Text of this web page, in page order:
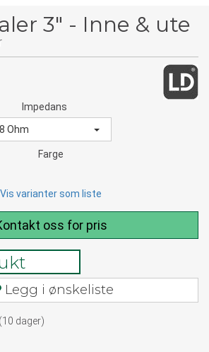
3" - Inne & ute
Impedans
8 Ohm
Farge
Vis varianter som liste
oss for pris
Legg i ønskeliste
10 dager)